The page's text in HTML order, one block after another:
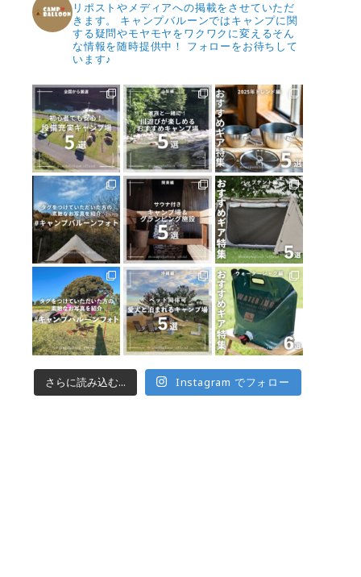
リポストやメディアへの掲載をさせていただ
きます。
キャンプバルーンではキャンプに関
する疑問やモヤモヤをワクワクに変えるそん
な情報を随時提供中！
フォローをお待ちして
います♪
さらに読み込む... Instagram でフォロー